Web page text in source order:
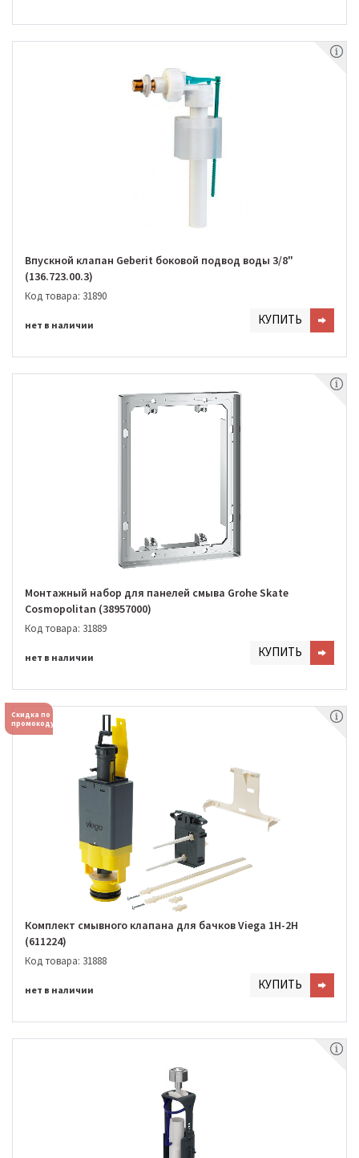
Впускной клапан Geberit боковой подвод воды 3/8"
(136.723.00.3)
Код товара: 31890
нет в наличии КУПИТЬ
Монтажный набор для панелей смыва Grohe Skate
Cosmopolitan (38957000)
Код товара: 31889
нет в наличии КУПИТЬ
Скидка по
промокоду
Комплект смывного клапана для бачков Viega 1H-2H
(611224)
Код товара: 31888
нет в наличии КУПИТЬ